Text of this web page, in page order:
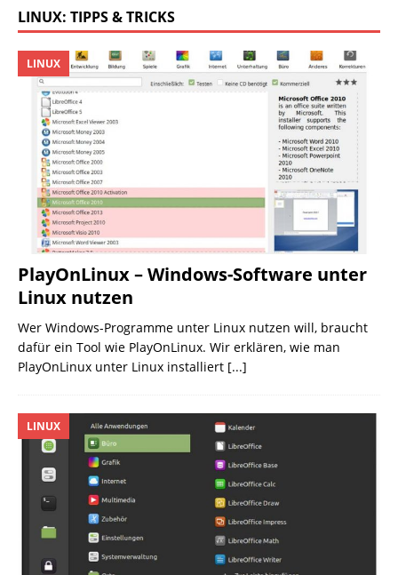
LINUX: TIPPS & TRICKS
PlayOnLinux – Windows-Software unter
Linux nutzen
LINUX
Wer Windows-Programme unter Linux nutzen will, braucht
dafür ein Tool wie PlayOnLinux. Wir erklären, wie man
PlayOnLinux unter Linux installiert [...]
LINUX